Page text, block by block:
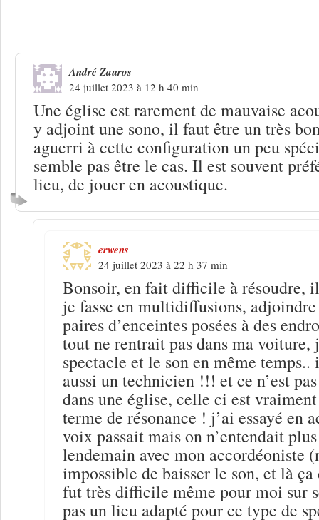
André Zauros
24 juillet 2023 à 12 h 40 min
Une église est rarement de mauvaise
y adjoint une sono, il faut être un très
aguerri à cette configuration un peu
semble pas être le cas. Il est souvent
lieu, de jouer en acoustique.
erwens
24 juillet 2023 à 22 h 37 min
Bonsoir, en fait difficile à résoudre,
je fasse en multidiffusions,
paires d’enceintes posées à des
tout ne rentrait pas dans ma voiture,
spectacle et le son en même
aussi un technicien !!! et ce n’est
dans une église, celle ci est
terme de résonance ! j’ai essayé en
voix passait mais on n’entendait
lendemain avec mon accordéoniste
impossible de baisser le son, et là
fut très difficile même pour moi sur
pas un lieu adapté pour ce type de